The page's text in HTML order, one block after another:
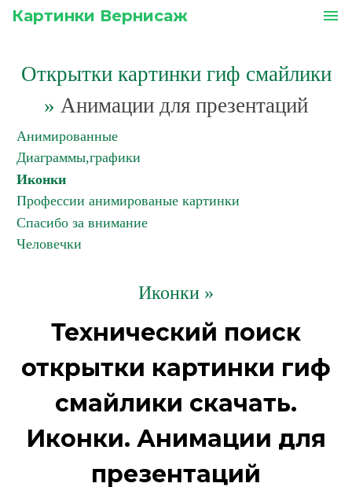
Картинки Вернисаж menu
Открытки картинки гиф смайлики
» Анимации для презентаций
Анимированные
Диаграммы,графики
Иконки
Профессии анимированые картинки
Спасибо за внимание
Человечки
Иконки »
Технический поиск
открытки картинки гиф
смайлики скачать.
Иконки. Анимации для
презентаций